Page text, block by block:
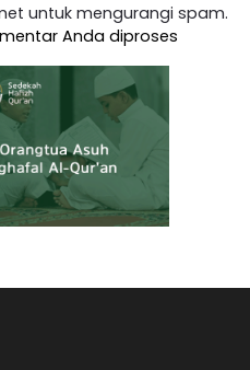
untuk mengurangi spam.
Anda diproses